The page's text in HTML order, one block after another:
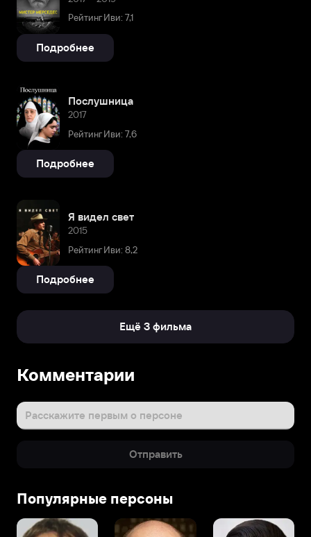
Рейтинг Иви: 7,1
Подробнее
Послушница
2017
Рейтинг Иви: 7,6
Подробнее
Я видел свет
2015
Рейтинг Иви: 8,2
Подробнее
Ещё 3 фильма
Комментарии
Расскажите первым о персоне
Отправить
Популярные персоны